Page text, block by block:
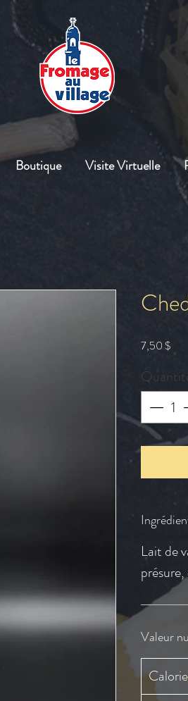
Boutique Visite Virtuelle
7,50 $
Lait de
Valeur